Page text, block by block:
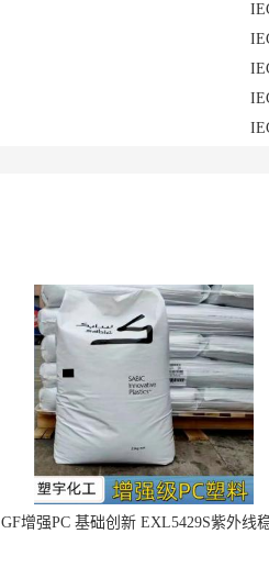
GF增强PC 基础创新 EXL5429S紫外线